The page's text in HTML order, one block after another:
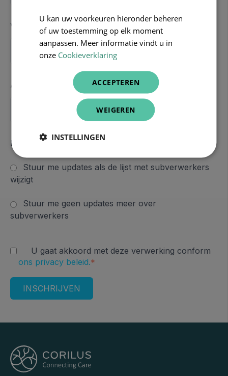
Voornaam
Achternaam
Duid hier je voorkeur aan
Stuur me updates als de lijst met subverwerkers
wijzigt
Stuur me geen updates meer over
subverwerkers
U gaat akkoord met deze verwerking conform
ons privacy beleid.*
U kan uw voorkeuren hieronder beheren
of uw toestemming op elk moment
aanpassen. Meer informatie vindt u in
onze Cookieverklaring
ACCEPTEREN
WEIGEREN
INSTELLINGEN